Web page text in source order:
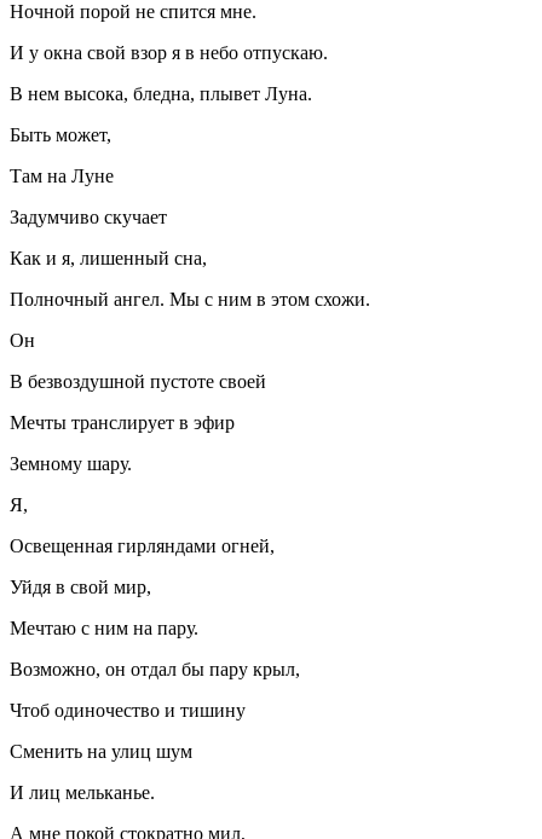
Ночной порой не спится мне.
И у окна свой взор я в небо отпускаю.
В нем высока, бледна, плывет Луна.
Быть может,
Там на Луне
Задумчиво скучает
Как и я, лишенный сна,
Полночный ангел. Мы с ним в этом схожи.
Он
В безвоздушной пустоте своей
Мечты транслирует в эфир
Земному шару.
Я,
Освещенная гирляндами огней,
Уйдя в свой мир,
Мечтаю с ним на пару.
Возможно, он отдал бы пару крыл,
Чтоб одиночество и тишину
Сменить на улиц шум
И лиц мельканье.
А мне покой стократно мил,